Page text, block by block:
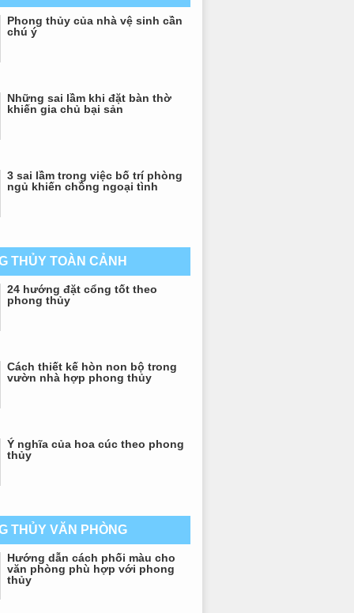
Phong thủy của nhà vệ sinh cần
chú ý
Những sai lầm khi đặt bàn thờ
khiến gia chủ bại sản
3 sai lầm trong việc bố trí phòng
ngủ khiến chồng ngoại tình
THỦY TOÀN CẢNH
24 hướng đặt cổng tốt theo
phong thủy
Cách thiết kế hòn non bộ trong
vườn nhà hợp phong thủy
Ý nghĩa của hoa cúc theo phong
thủy
THỦY VĂN PHÒNG
Hướng dẫn cách phối màu cho
văn phòng phù hợp với phong
thủy